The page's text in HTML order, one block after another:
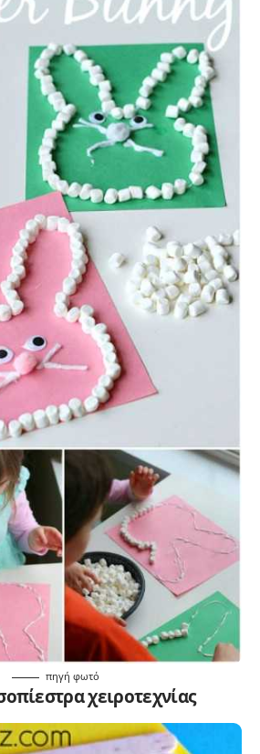
πηγή φωτό
χειροτεχνίας